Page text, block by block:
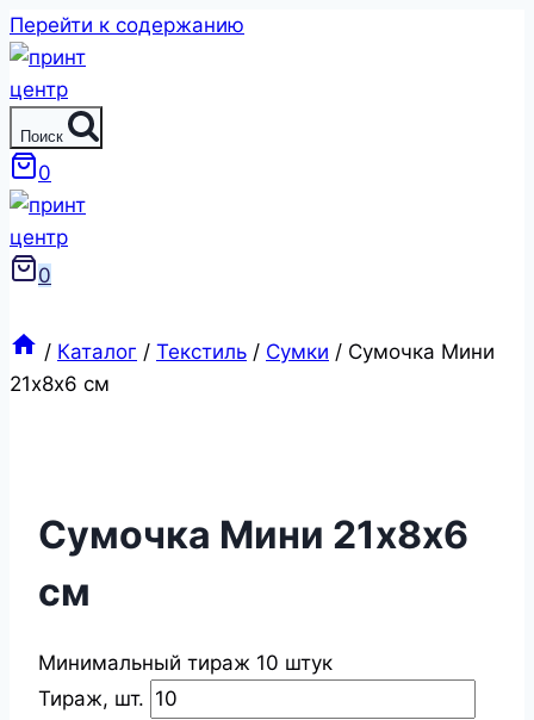
Перейти к содержанию
Поиск
0
0
/ Каталог / Текстиль / Сумки / Сумочка Мини
21х8х6 см
Сумочка Мини 21х8х6
см
Минимальный тираж 10 штук
Тираж, шт.